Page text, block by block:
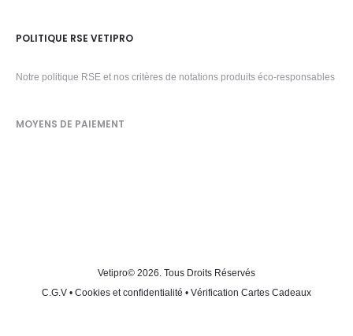
POLITIQUE RSE VETIPRO
Notre politique RSE et nos critères de notations produits éco-responsables
MOYENS DE PAIEMENT
Vetipro© 2026. Tous Droits Réservés
C.G.V • Cookies et confidentialité • Vérification Cartes Cadeaux